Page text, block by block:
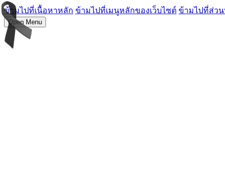
ข้ามไปที่เนื้อหาหลัก ข้ามไปที่เมนูหลักของเว็บไซต์ ข้ามไปที่ส่วน
Open Menu